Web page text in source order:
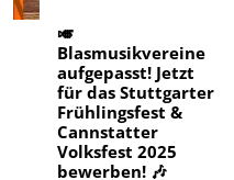
🎺
Blasmusikvereine
aufgepasst! Jetzt
für das Stuttgarter
Frühlingsfest &
Cannstatter
Volksfest 2025
bewerben! 🎶